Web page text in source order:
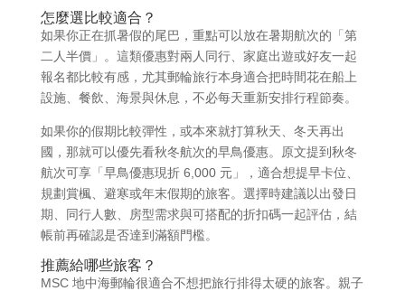
怎麼選比較適合？
如果你正在抓暑假的尾巴，重點可以放在暑期航次的「第
二人半價」。這類優惠對兩人同行、家庭出遊或好友一起
報名都比較有感，尤其郵輪旅行本身適合把時間花在船上
設施、餐飲、海景與休息，不必每天重新安排行程節奏。
如果你的假期比較彈性，或本來就打算秋天、冬天再出
國，那就可以優先看秋冬航次的早鳥優惠。原文提到秋冬
航次可享「早鳥優惠現折 6,000 元」，適合想提早卡位、
規劃賞楓、避寒或年末假期的旅客。選擇時建議以出發日
期、同行人數、房型需求與可搭配的折扣碼一起評估，結
帳前再確認是否達到滿額門檻。
推薦給哪些旅客？
MSC 地中海郵輪很適合不想把旅行排得太硬的旅客。親子